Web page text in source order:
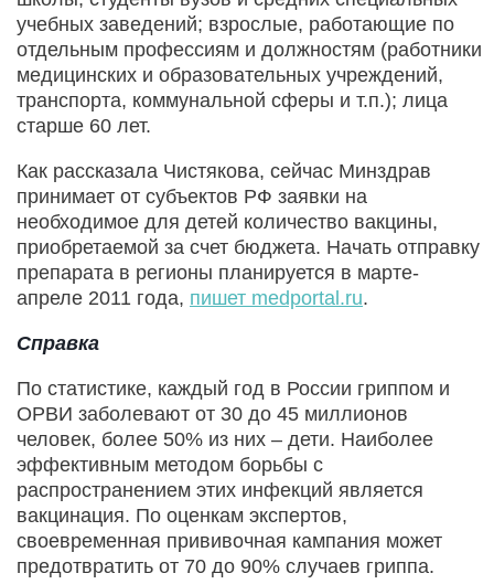
учебных заведений; взрослые, работающие по
отдельным профессиям и должностям (работники
медицинских и образовательных учреждений,
транспорта, коммунальной сферы и т.п.); лица
старше 60 лет.
Как рассказала Чистякова, сейчас Минздрав
принимает от субъектов РФ заявки на
необходимое для детей количество вакцины,
приобретаемой за счет бюджета. Начать отправку
препарата в регионы планируется в марте-
апреле 2011 года, пишет medportal.ru.
Справка
По статистике, каждый год в России гриппом и
ОРВИ заболевают от 30 до 45 миллионов
человек, более 50% из них – дети. Наиболее
эффективным методом борьбы с
распространением этих инфекций является
вакцинация. По оценкам экспертов,
своевременная прививочная кампания может
предотвратить от 70 до 90% случаев гриппа.